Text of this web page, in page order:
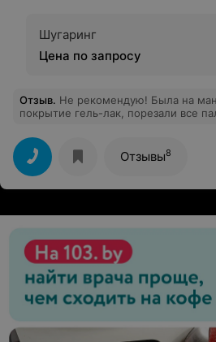
Шугаринг
Цена по запросу
Отзыв. Не рекомендую! Была на
покрытие гель-лак, порезали все
атмосфера недоброжелательна!
расчет - или администратор, или
Отзывы8